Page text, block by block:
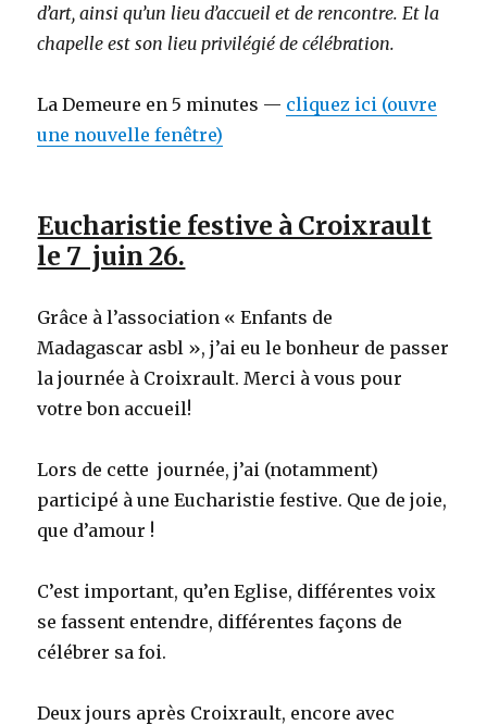
d’art, ainsi qu’un lieu d’accueil et de rencontre. Et la
chapelle est son lieu privilégié de célébration.
La Demeure en 5 minutes — cliquez ici (ouvre
une nouvelle fenêtre)
Eucharistie festive à Croixrault
le 7 juin 26.
Grâce à l’association « Enfants de
Madagascar asbl », j’ai eu le bonheur de passer
la journée à Croixrault. Merci à vous pour
votre bon accueil!
Lors de cette journée, j’ai (notamment)
participé à une Eucharistie festive. Que de joie,
que d’amour !
C’est important, qu’en Eglise, différentes voix
se fassent entendre, différentes façons de
célébrer sa foi.
Deux jours après Croixrault, encore avec